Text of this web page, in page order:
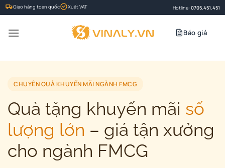
Bỏ
qua
nội
Giao hàng toàn quốc Xuất VAT Hotline: 0705.451.451
Báo giá
CHUYÊN QUÀ KHUYẾN MÃI NGÀNH FMCG
Quà tặng khuyến mãi số
lượng lớn – giá tận xưởng
cho ngành FMCG